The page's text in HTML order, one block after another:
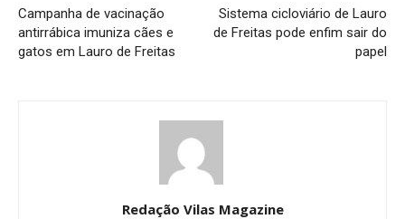
Campanha de vacinação
antirrábica imuniza cães e
gatos em Lauro de Freitas
Sistema cicloviário de Lauro
de Freitas pode enfim sair do
papel
Redação Vilas Magazine